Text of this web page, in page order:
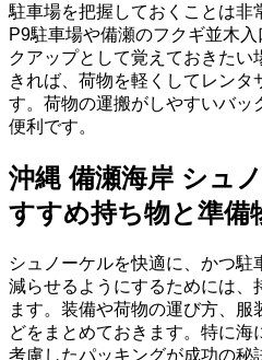
駐車場を把握しておくことは非
P9駐車場や備瀬のフクギ並木
クアップとして覚えておきた
きれば、荷物を軽くしてレンタ
す。荷物の運搬がしやすいバッ
便利です。
沖縄 備瀬海岸 シュ
すすめ持ち物と準備
シュノーケルを快適に、かつ
減らせるようにするためには、
ます。装備や荷物の運び方、
どをまとめておきます。特に
考慮したパッキングが成功の秘